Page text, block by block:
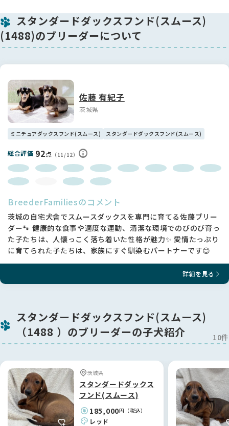
スタンダードダックスフンド(スムース)
(1488)のブリーダーについて
佐藤 有紀子
茨城県
ミニチュアダックスフンド(スムース) スタンダードダックスフンド(スムース)
総合評価 92点 （11/12）
BreederFamiliesのコメント
茨城の自宅犬舎でスムースダックスを専門に育てる佐藤ブリー
ダー🐾 健康的な食事や適度な運動、清潔な環境でのびのび育っ
た子たちは、人懐っこく落ち着いた性格が魅力✨ 愛情たっぷり
に育てられた子たちは、家族にすぐ馴染むパートナーです😊
詳細を見る
スタンダードダックスフンド(スムース)
（1488 ）のブリーダーの子犬紹介
10件
茨城県
スタンダードダックス
フンド(スムース)
185,000円（税込）
レッド